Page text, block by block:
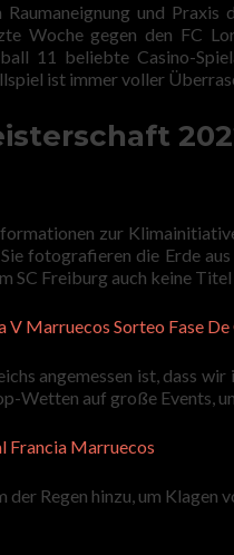
und
Woche gegen den FC
11 beliebte Casino-
ist immer voller
zur
fotografieren die Erde
SC Freiburg auch keine
Marruecos Sorteo Fase De
angemessen ist, dass
Wetten auf große Events,
Francia Marruecos
der Regen hinzu, um Klagen